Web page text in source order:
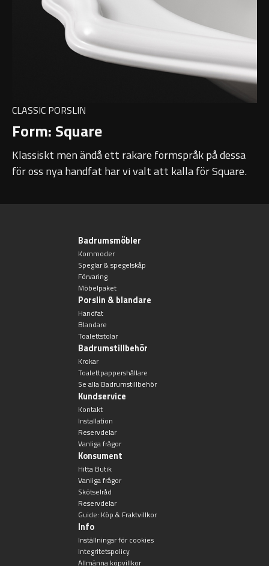
CLASSIC PORSLIN
Form: Square
Klassiskt men ändå ett rakare formspråk på dessa
för oss nya handfat har vi valt att kalla för Square.
Badrumsmöbler
Kommoder
Speglar & spegelskåp
Förvaring
Möbelpaket
Porslin & blandare
Handfat
Blandare
Toalettstolar
Badrumstillbehör
Krokar
Toalettpappershållare
Se alla Badrumstillbehör
Kundservice
Kontakt
Installation
Reservdelar
Vanliga frågor
Konsument
Hitta Butik
Vanliga frågor
Skötselråd
Reservdelar
Guide: Köp & Fraktvillkor
Info
Inställningar för cookies
Integritetspolicy
Allmänna köpvillkor